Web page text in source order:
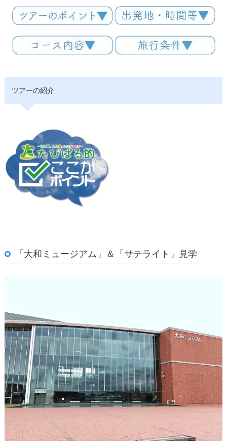
ツアーの紹介
「大和ミュージアム」＆「サテライト」見学